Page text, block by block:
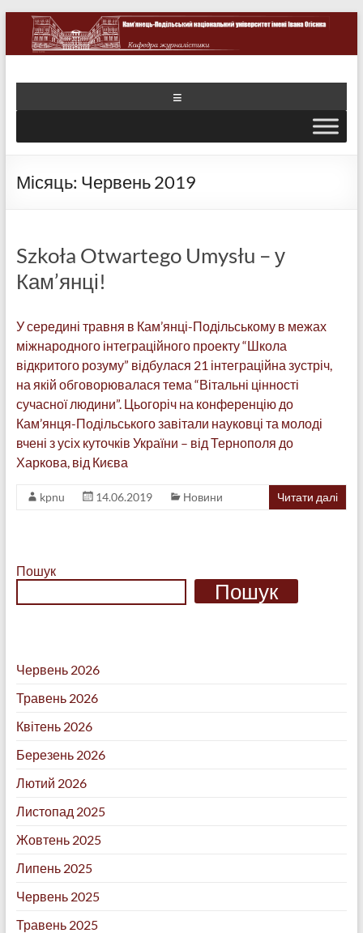
Місяць: Червень 2019
Szkoła Otwartego Umysłu – у
Кам’янці!
У середині травня в Кам’янці-Подільському в межах
міжнародного інтеграційного проекту “Школа
відкритого розуму” відбулася 21 інтеграційна зустріч,
на якій обговорювалася тема “Вітальні цінності
сучасної людини”. Цьогоріч на конференцію до
Кам’янця-Подільського завітали науковці та молоді
вчені з усіх куточків України – від Тернополя до
Харкова, від Києва
kpnu 14.06.2019 Новини Читати далі
Пошук
Пошук
Червень 2026
Травень 2026
Квітень 2026
Березень 2026
Лютий 2026
Листопад 2025
Жовтень 2025
Липень 2025
Червень 2025
Травень 2025